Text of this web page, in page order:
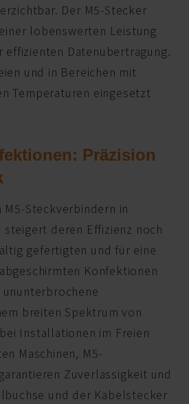
Der M5-Stecker
lobenswerten Leistung
effizienten Datenübertragung.
und in Bereichen mit
Temperaturen eingesetzt
Präzision
Steckverbindern in
deren Effizienz noch
gefertigten und für eine
Konfektionen
breiten Spektrum von
Installationen im Freien
Maschinen, M5-
Zuverlässigkeit und
und der Kabelstecker